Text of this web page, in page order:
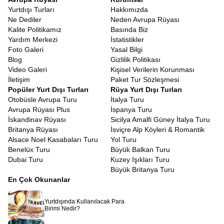
kılmak amacıyla titizlikle hazırlanmıştır.
İspanya Turu Fırsatları
Yurt dışı seyahatlerinin en düşündürücü kısmı şüphesiz vize
süreçleridir. Ancak bir tur programına dahil olmak, bu süreci
bireysel başvurulara göre daha öngörülebilir kılar.
Başvurusu
ile yapıldığında, konsolosluklar seyahat
amacınızın, konaklamanızın ve ulaşımınızın garanti altında
olduğunu görür. Avrupa Rüyası olarak, vize başvuru sürecinizde
size rehberlik ediyoruz. Gerekli evrakların düzenlenmesi, randevu
süreçleri ve dosya hazırlığı konularında tecrübeli ekibimizle
yanınızdayız. Tur katılımcısı olmanız, seyahat planınızın net ve
belgeli olmasını sağladığı için vize başvurunuzun değerlendirilme
aşamasında olumlu bir referans teşkil eder.
Vize maliyetleri, seyahat bütçesinin önemli bir kalemidir ve
bu ücretler konsolosluklar tarafından belirlenir.
İspanya turistik vize ücret
tutarları, yetişkinler ve çocuklar
için farklılık gösterebilir ve zaman zaman güncellenebilir.
Bu ücret, vize harcı ve aracı kurum hizmet bedelini kapsar.
Avrupa Rüyası olarak, tur ücretinin dışında kalan bu
kalemi, başvuru aşamasında size net bir şekilde
bildiriyoruz.
Vize ücretinin ödenmesi, seyahat sigortasının yapılması
gibi bürokratik detaylarda kaybolmanıza izin vermeden,
Yurtdışı Turları
Ne Dediler
Kalite Politikamız
Yardım Merkezi
Foto Galeri
Blog
Video Galeri
İletişim
Hakkımızda
Neden Avrupa Rüyası
Basında Biz
İstatistikler
Yasal Bilgi
Gizlilik Politikası
Kişisel Verilerin Korunması
Paket Tur Sözleşmesi
Popüler Yurt Dışı Turları
Otobüsle Avrupa Turu
Avrupa Rüyası Plus
İskandinav Rüyası
Britanya Rüyası
Alsace Noel Kasabaları Turu
Benelüx Turu
Dubai Turu
Rüya Yurt Dışı Turları
İtalya Turu
İspanya Turu
Sicilya Amalfi Güney İtalya Turu
İsviçre Alp Köyleri & Romantik
Yol Turu
Büyük Balkan Turu
Kuzey Işıkları Turu
Büyük Britanya Turu
En Çok Okunanlar
Yurtdışında Kullanılacak Para
Birimi Nedir?